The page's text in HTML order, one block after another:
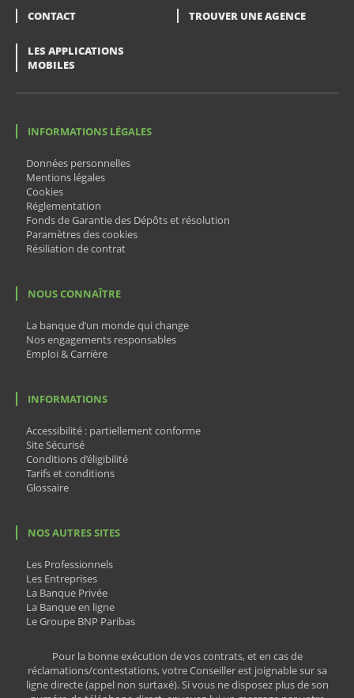
CONTACT TROUVER UNE AGENCE
LES APPLICATIONS
MOBILES
INFORMATIONS LÉGALES
Données personnelles
Mentions légales
Cookies
Réglementation
Fonds de Garantie des Dépôts et résolution
Paramètres des cookies
Résiliation de contrat
NOUS CONNAÎTRE
La banque d’un monde qui change
Nos engagements responsables
Emploi & Carrière
INFORMATIONS
Accessibilité : partiellement conforme
Site Sécurisé
Conditions d’éligibilité
Tarifs et conditions
Glossaire
NOS AUTRES SITES
Les Professionnels
Les Entreprises
La Banque Privée
La Banque en ligne
Le Groupe BNP Paribas
Pour la bonne exécution de vos contrats, et en cas de
réclamations/contestations, votre Conseiller est joignable sur sa
ligne directe (appel non surtaxé). Si vous ne disposez plus de son